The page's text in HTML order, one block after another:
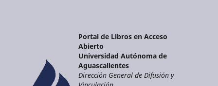
Portal de Libros en Acceso
Abierto
Universidad Autónoma de
Aguascalientes
Dirección General de Difusión y